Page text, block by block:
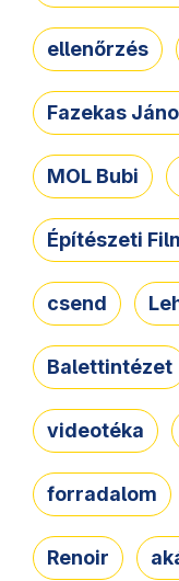
ellenőrzés
Fazekas
MOL Bubi
Építészeti
csend
Balettintézet
videotéka
forradalom
Renoir